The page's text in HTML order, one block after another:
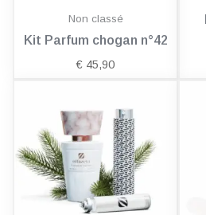
Non classé
Kit Parfum chogan n°42
€ 45,90